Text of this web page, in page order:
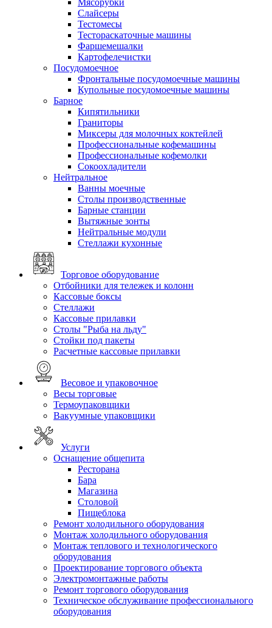
Мясорубки
Слайсеры
Тестомесы
Тестораскаточные машины
Фаршемешалки
Картофелечистки
Посудомоечное
Фронтальные посудомоечные машины
Купольные посудомоечные машины
Барное
Кипятильники
Граниторы
Миксеры для молочных коктейлей
Профессиональные кофемашины
Профессиональные кофемолки
Сокоохладители
Нейтральное
Ванны моечные
Столы производственные
Барные станции
Вытяжные зонты
Нейтральные модули
Стеллажи кухонные
Торговое оборудование
Отбойники для тележек и колонн
Кассовые боксы
Стеллажи
Кассовые прилавки
Столы "Рыба на льду"
Стойки под пакеты
Расчетные кассовые прилавки
Весовое и упаковочное
Весы торговые
Термоупаковщики
Вакуумные упаковщики
Услуги
Оснащение общепита
Ресторана
Бара
Магазина
Столовой
Пищеблока
Ремонт холодильного оборудования
Монтаж холодильного оборудования
Монтаж теплового и технологического
оборудования
Проектирование торгового объекта
Электромонтажные работы
Ремонт торгового оборудования
Техническое обслуживание профессионального
оборудования